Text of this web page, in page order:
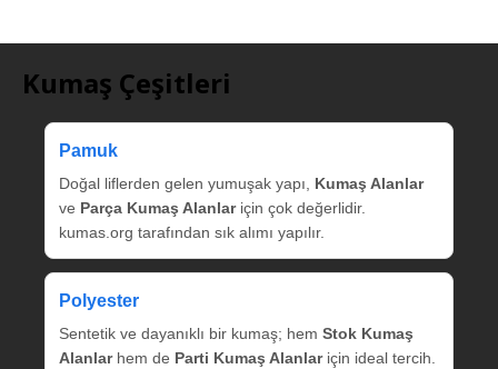
Kumaş Çeşitleri
Pamuk
Doğal liflerden gelen yumuşak yapı, Kumaş Alanlar
ve Parça Kumaş Alanlariçin çok değerlidir.
kumas.org tarafından sık alımı yapılır.
Polyester
Sentetik ve dayanıklı bir kumaş; hem Stok Kumaş
Alanlarhem de Parti Kumaş Alanlariçin ideal tercih.